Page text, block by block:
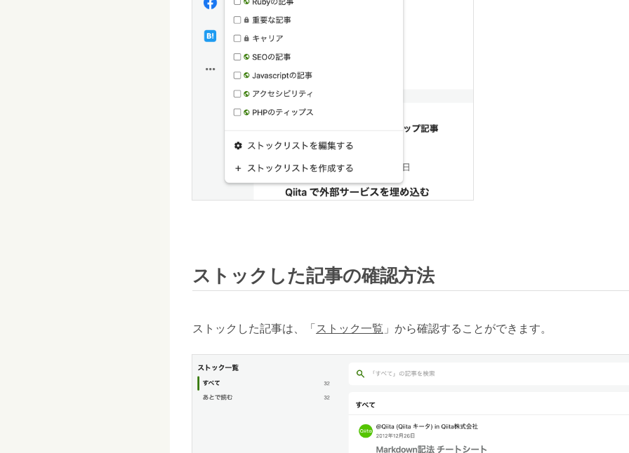
ストックした記事の確認方法
ストックした記事は、「ストック一覧 」から確認することができます。